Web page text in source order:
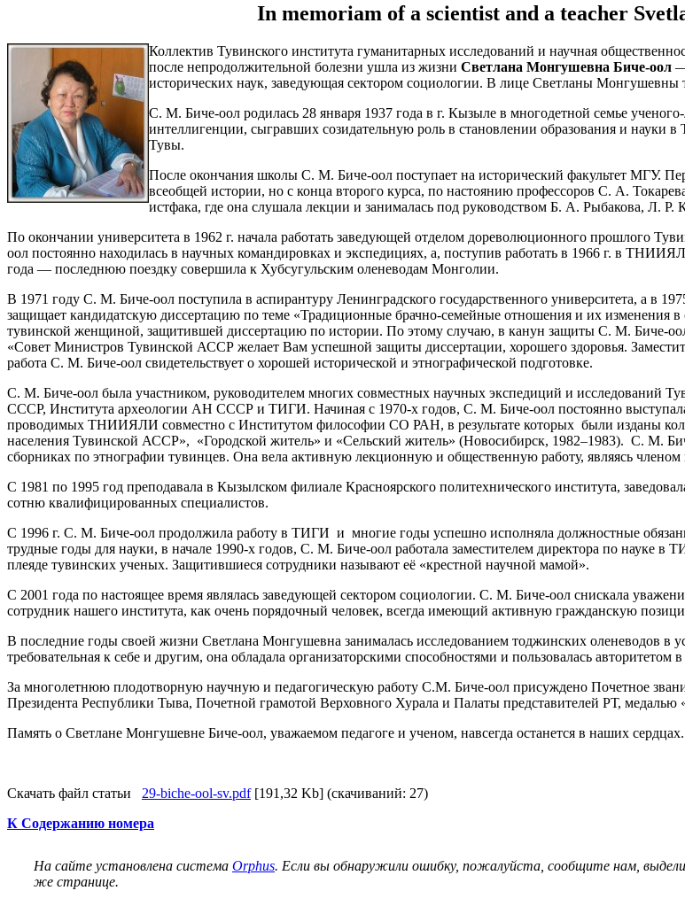
In memoriam of a scientist and a teacher
Коллектив Тувинского института гуманитарных исследований и научная
после непродолжительной болезни ушла из жизни Светлана Монгушевна Биче-оол —
исторических наук, заведующая сектором социологии. В лице Светланы Монгушевны
С. М. Биче-оол родилась 28 января 1937 года в г. Кызыле в многодетной семье
интеллигенции, сыгравших созидательную роль в становлении образования и науки
Тувы.
После окончания школы С. М. Биче-оол поступает на исторический факультет МГУ.
всеобщей истории, но с конца второго курса, по настоянию профессоров С. А.
истфака, где она слушала лекции и занималась под руководством Б. А. Рыбакова,
По окончании университета в 1962 г. начала работать заведующей отделом дореволюционного прошлого
оол постоянно находилась в научных командировках и экспедициях, а, поступив работать в 1966 г. в
года — последнюю поездку совершила к Хубсугульским оленеводам Монголии.
В 1971 году С. М. Биче-оол поступила в аспирантуру Ленинградского государственного университета, а в
защищает кандидатскую диссертацию по теме «Традиционные брачно-семейные отношения и их изменения
тувинской женщиной, защитившей диссертацию по истории. По этому случаю, в канун защиты С. М. Биче-
«Совет Министров Тувинской АССР желает Вам успешной защиты диссертации, хорошего здоровья.
работа С. М. Биче-оол свидетельствует о хорошей исторической и этнографической подготовке.
С. М. Биче-оол была участником, руководителем многих совместных научных экспедиций и исследований
СССР, Института археологии АН СССР и ТИГИ. Начиная с 1970-х годов, С. М. Биче-оол постоянно выступала
проводимых ТНИИЯЛИ совместно с Институтом философии СО РАН, в результате которых были изданы
населения Тувинской АССР», «Городской житель» и «Сельский житель» (Новосибирск, 1982–1983). С. М.
сборниках по этнографии тувинцев. Она вела активную лекционную и общественную работу, являясь членом
С 1981 по 1995 год преподавала в Кызылском филиале Красноярского политехнического института,
сотню квалифицированных специалистов.
С 1996 г. С. М. Биче-оол продолжила работу в ТИГИ и многие годы успешно исполняла должностные
трудные годы для науки, в начале 1990-х годов, С. М. Биче-оол работала заместителем директора по науке
плеяде тувинских ученых. Защитившиеся сотрудники называют её «крестной научной мамой».
С 2001 года по настоящее время являлась заведующей сектором социологии. С. М. Биче-оол снискала
сотрудник нашего института, как очень порядочный человек, всегда имеющий активную гражданскую
В последние годы своей жизни Светлана Монгушевна занималась исследованием тоджинских оленеводов в
требовательная к себе и другим, она обладала организаторскими способностями и пользовалась авторитетом в
За многолетнюю плодотворную научную и педагогическую работу С.М. Биче-оол присуждено Почетное
Президента Республики Тыва, Почетной грамотой Верховного Хурала и Палаты представителей РТ, медалью
Память о Светлане Монгушевне Биче-оол, уважаемом педагоге и ученом, навсегда останется в наших сердцах.
Скачать файл статьи 29-biche-ool-sv.pdf[191,32 Kb] (cкачиваний: 27)
К Содержанию номера
На сайте установлена система Orphus. Если вы обнаружили ошибку, пожалуйста, сообщите нам,
же странице.